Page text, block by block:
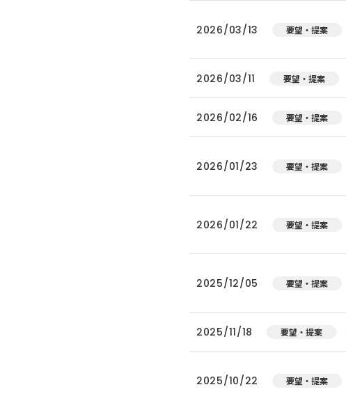
2026/03/13 要望・提案
2026/03/11 要望・提案
2026/02/16 要望・提案
2026/01/23 要望・提案
2026/01/22 要望・提案
2025/12/05 要望・提案
2025/11/18 要望・提案
2025/10/22 要望・提案